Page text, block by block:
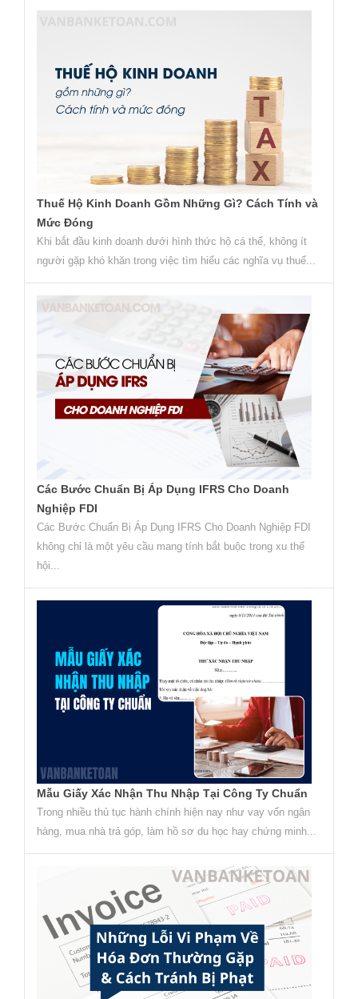
Thuế Hộ Kinh Doanh Gồm Những Gì? Cách Tính và
Mức Đóng
Khi bắt đầu kinh doanh dưới hình thức hộ cá thể, không ít
người gặp khó khăn trong việc tìm hiểu các nghĩa vụ thuế...
Các Bước Chuẩn Bị Áp Dụng IFRS Cho Doanh
Nghiệp FDI
Các Bước Chuẩn Bị Áp Dụng IFRS Cho Doanh Nghiệp FDI
không chỉ là một yêu cầu mang tính bắt buộc trong xu thế
hội...
Mẫu Giấy Xác Nhận Thu Nhập Tại Công Ty Chuẩn
Trong nhiều thủ tục hành chính hiện nay như vay vốn ngân
hàng, mua nhà trả góp, làm hồ sơ du học hay chứng minh...